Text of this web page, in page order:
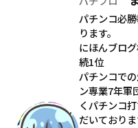
パチンコ必
ります。
にほんブロ
続1位
パチンコで
ン専業7年軍
くパチンコ
だいておりま